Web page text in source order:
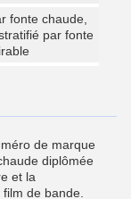
fonte chaude,
par fonte
de marque
diplômée
et la
de bande.